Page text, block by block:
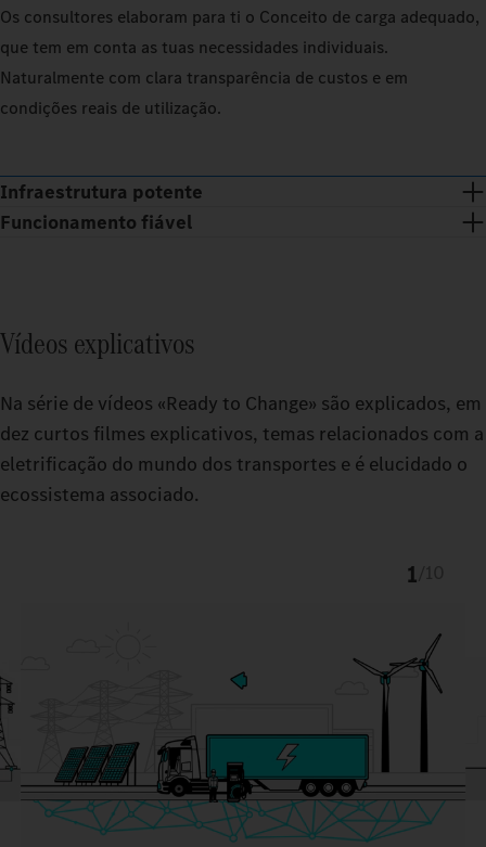
Os consultores elaboram para ti o Conceito de carga adequado,
que tem em conta as tuas necessidades individuais.
Naturalmente com clara transparência de custos e em
condições reais de utilização.
Infraestrutura potente
de carregamento – 24 horas por dia.
Funcionamento fiável
dos teus eTrucks recebes um potente sistema de gestão de
carregamento da Fleetboard, bem como um confortável sistema
de pagamento digital (eMSP) através de Daimler Truck Service
Cards.
Vídeos explicativos
Na série de vídeos «Ready to Change» são explicados, em
dez curtos filmes explicativos, temas relacionados com a
eletrificação do mundo dos transportes e é elucidado o
ecossistema associado.
1